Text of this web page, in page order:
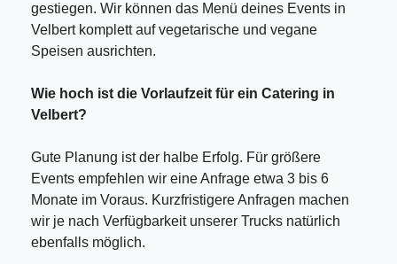
gestiegen. Wir können das Menü deines Events in
Velbert komplett auf vegetarische und vegane
Speisen ausrichten.
Wie hoch ist die Vorlaufzeit für ein Catering in
Velbert?
Gute Planung ist der halbe Erfolg. Für größere
Events empfehlen wir eine Anfrage etwa 3 bis 6
Monate im Voraus. Kurzfristigere Anfragen machen
wir je nach Verfügbarkeit unserer Trucks natürlich
ebenfalls möglich.